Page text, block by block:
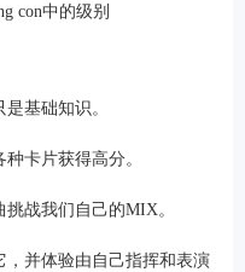
con中的级别
基础知识。
卡片获得高分。
战我们自己的MIX。
，并体验由自己指挥和表演